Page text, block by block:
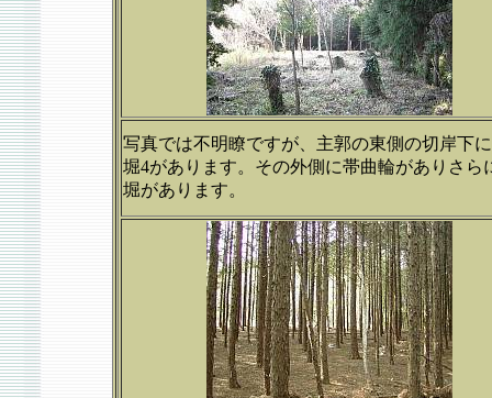
写真では不明瞭ですが、主郭の東側の切岸下
堀4があります。その外側に帯曲輪がありさら
堀があります。